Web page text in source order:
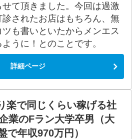
て頂きました。今回は過激
されたお店はもちろん、無
も書いといたからメンエス
うに！とのことです。
詳細ページ
楽で同じくらい稼げる社
業のFラン大学卒男（大
で年収970万円）